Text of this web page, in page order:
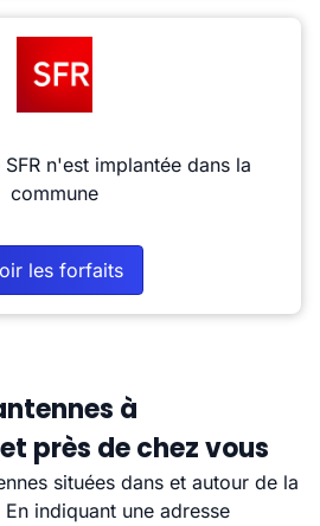
n'est implantée dans la
commune
les forfaits
à
près de chez vous
situées dans et autour de la
indiquant une adresse